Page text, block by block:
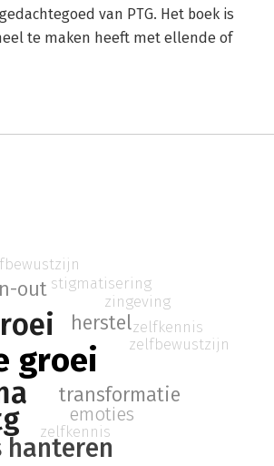
van PTG. Het boek is
te maken heeft met ellende of
groei
hanteren
out
herstel
transformatie
emoties
zelfkennis
stigmatisering
zingeving
zelfkennis
zelfbewustzijn